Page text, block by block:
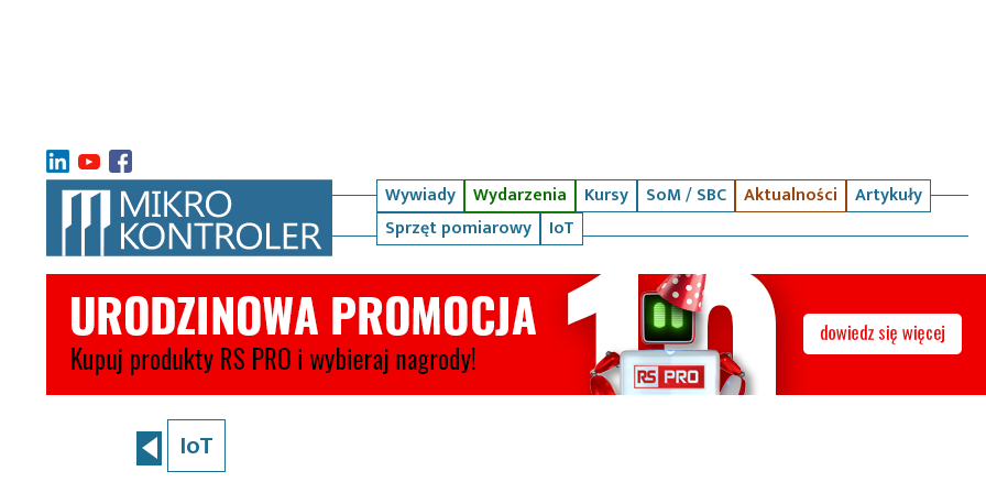
Wywiady Wydarzenia Kursy SoM / SBC Aktualności
Artykuły
Sprzęt pomiarowy
IoT
IoT